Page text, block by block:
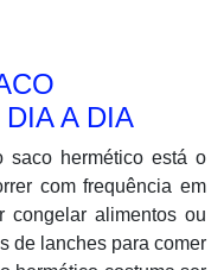
A DIA
saco hermético está o
com frequência em
congelar alimentos ou
de lanches para comer